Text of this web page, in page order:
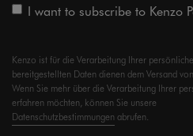
I want to subscribe to Kenzo
Kenzo ist für die Verarbeitung Ihrer
bereitgestellten Daten dienen dem Versand
Wenn Sie mehr über die Verarbeitung Ihrer
erfahren möchten, können Sie unsere
Datenschutzbestimmungen abrufen.